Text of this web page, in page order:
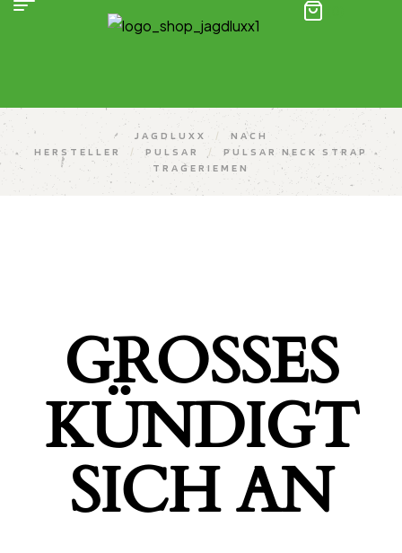
JAGDLUXX /
NACH
HERSTELLER
/ PULSAR /
PULSAR NECK STRAP
TRAGERIEMEN
GROSSES K
ÜNDIGT S
ICH AN